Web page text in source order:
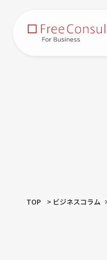
TOP ビジネスコラム